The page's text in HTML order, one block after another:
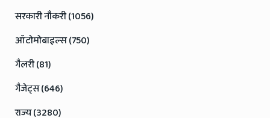
सरकारी नौकरी (1056)
ऑटोमोबाइल्स (750)
गैलरी (81)
गैजेट्स (646)
राज्य (3280)